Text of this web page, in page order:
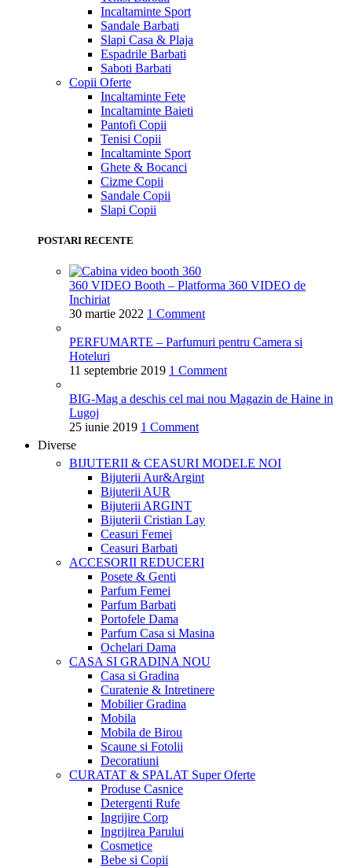
Incaltaminte Sport
Sandale Barbati
Slapi Casa & Plaja
Espadrile Barbati
Saboti Barbati
Copii Oferte
Incaltaminte Fete
Incaltaminte Baieti
Pantofi Copii
Tenisi Copii
Incaltaminte Sport
Ghete & Bocanci
Cizme Copii
Sandale Copii
Slapi Copii
POSTARI RECENTE
360 VIDEO Booth – Platforma 360 VIDEO de
Inchiriat
30 martie 2022 1 Comment
PERFUMARTE – Parfumuri pentru Camera si
Hoteluri
11 septembrie 2019 1 Comment
BIG-Mag a deschis cel mai nou Magazin de Haine in
Lugoj
25 iunie 2019 1 Comment
Diverse
BIJUTERII & CEASURI MODELE NOI
Bijuterii Aur&Argint
Bijuterii AUR
Bijuterii ARGINT
Bijuterii Cristian Lay
Ceasuri Femei
Ceasuri Barbati
ACCESORII REDUCERI
Posete & Genti
Parfum Femei
Parfum Barbati
Portofele Dama
Parfum Casa si Masina
Ochelari Dama
CASA SI GRADINANOU
Casa si Gradina
Curatenie & Intretinere
Mobilier Gradina
Mobila
Mobila de Birou
Scaune si Fotolii
Decoratiuni
CURATAT & SPALAT Super Oferte
Produse Casnice
Detergenti Rufe
Ingrijire Corp
Ingrijirea Parului
Cosmetice
Bebe si Copii